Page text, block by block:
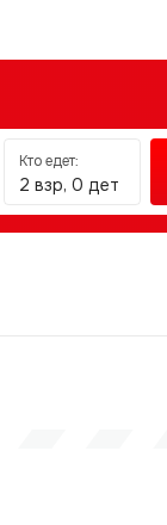
Кто едет:
2 взр, 0 дет